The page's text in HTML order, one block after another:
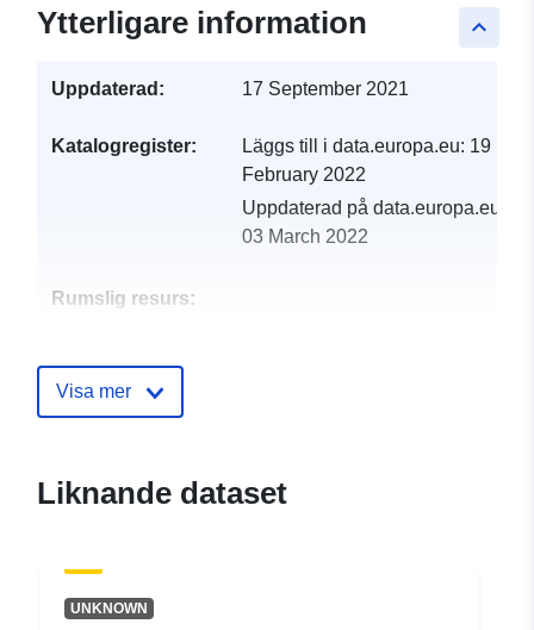
keyboard_arrow_up
Ytterligare information
Uppdaterad: 17 September 2021
Katalogregister: Läggs till i data.europa.eu: 19
February 2022
Uppdaterad på data.europa.eu:
03 March 2022
Rumslig resurs:
Visa mer
Liknande dataset
UNKNOWN